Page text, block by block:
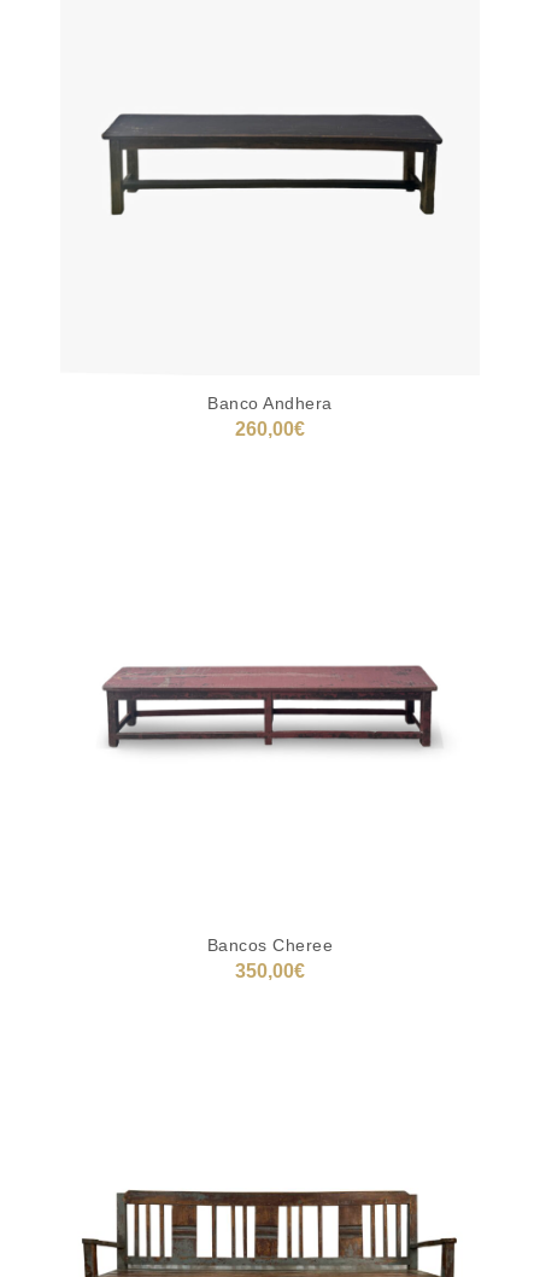
Banco Andhera
260,00€
Bancos Cheree
350,00€